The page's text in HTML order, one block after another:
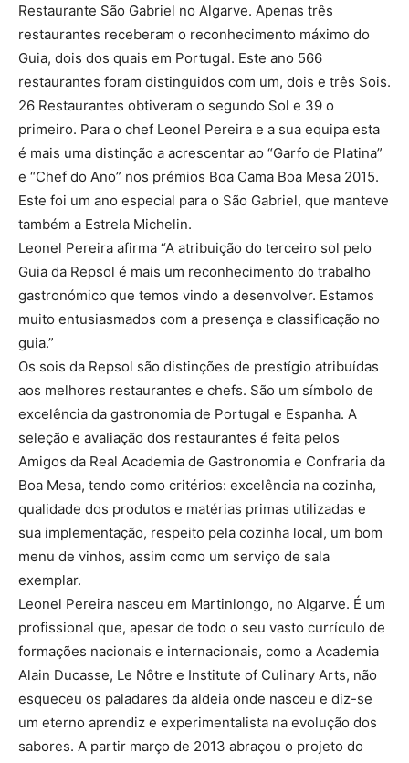
Restaurante São Gabriel no Algarve. Apenas três
restaurantes receberam o reconhecimento máximo do
Guia, dois dos quais em Portugal. Este ano 566
restaurantes foram distinguidos com um, dois e três Sois.
26 Restaurantes obtiveram o segundo Sol e 39 o
primeiro. Para o chef Leonel Pereira e a sua equipa esta
é mais uma distinção a acrescentar ao “Garfo de Platina”
e “Chef do Ano” nos prémios Boa Cama Boa Mesa 2015.
Este foi um ano especial para o São Gabriel, que manteve
também a Estrela Michelin.
Leonel Pereira afirma “A atribuição do terceiro sol pelo
Guia da Repsol é mais um reconhecimento do trabalho
gastronómico que temos vindo a desenvolver. Estamos
muito entusiasmados com a presença e classificação no
guia.”
Os sois da Repsol são distinções de prestígio atribuídas
aos melhores restaurantes e chefs. São um símbolo de
excelência da gastronomia de Portugal e Espanha. A
seleção e avaliação dos restaurantes é feita pelos
Amigos da Real Academia de Gastronomia e Confraria da
Boa Mesa, tendo como critérios: excelência na cozinha,
qualidade dos produtos e matérias primas utilizadas e
sua implementação, respeito pela cozinha local, um bom
menu de vinhos, assim como um serviço de sala
exemplar.
Leonel Pereira nasceu em Martinlongo, no Algarve. É um
profissional que, apesar de todo o seu vasto currículo de
formações nacionais e internacionais, como a Academia
Alain Ducasse, Le Nôtre e Institute of Culinary Arts, não
esqueceu os paladares da aldeia onde nasceu e diz-se
um eterno aprendiz e experimentalista na evolução dos
sabores. A partir março de 2013 abraçou o projeto do